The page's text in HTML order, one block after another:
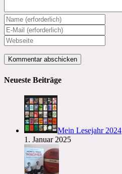
Gib
deinen
Namen
oder
Benutzernamen
zum
ein
Gib
deine
E-
Mail-
Adresse
Kommentieren
Gib
deine
Website-
URL
ein
(optional)
Neueste Beiträge
Mein Lesejahr 2024
1. Januar 2025